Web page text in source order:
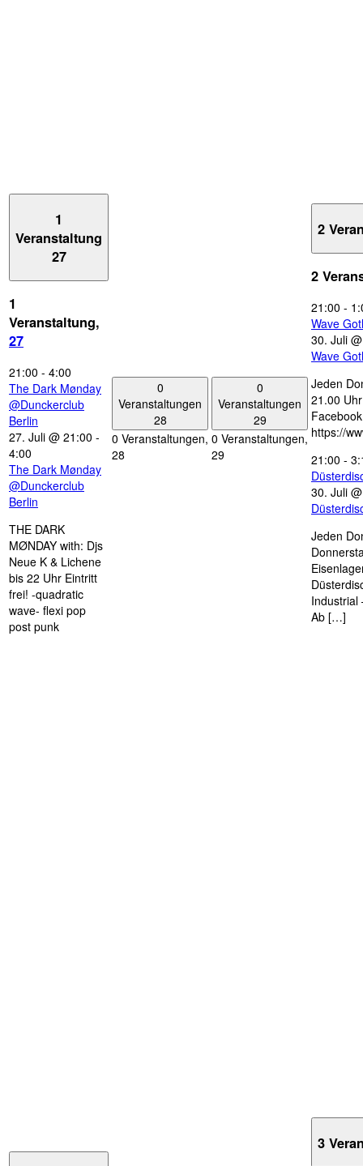
1
Veranstaltung
27
1
Veranstaltung,
27
21:00 - 4:00
The Dark Mønday
@Dunckerclub
Berlin
27. Juli @ 21:00 -
4:00
The Dark Mønday
@Dunckerclub
Berlin
THE DARK
MØNDAY with: Djs
Neue K & Lichene
bis 22 Uhr Eintritt
frei! -quadratic
wave- flexi pop
post punk
0
Veranstaltungen
28
0 Veranstaltungen,
28
0
Veranstaltungen
29
0 Veranstaltungen,
29
2
2
21:00 -
Wave
30. Juli
Wave
Jeden
21.00
https://
21:00 -
30. Juli
Jeden
Industrial
Ab […]
3